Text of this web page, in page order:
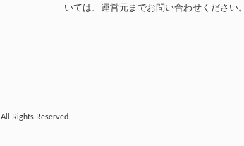
いては、運営元までお問い合わせください。
All Rights Reserved.